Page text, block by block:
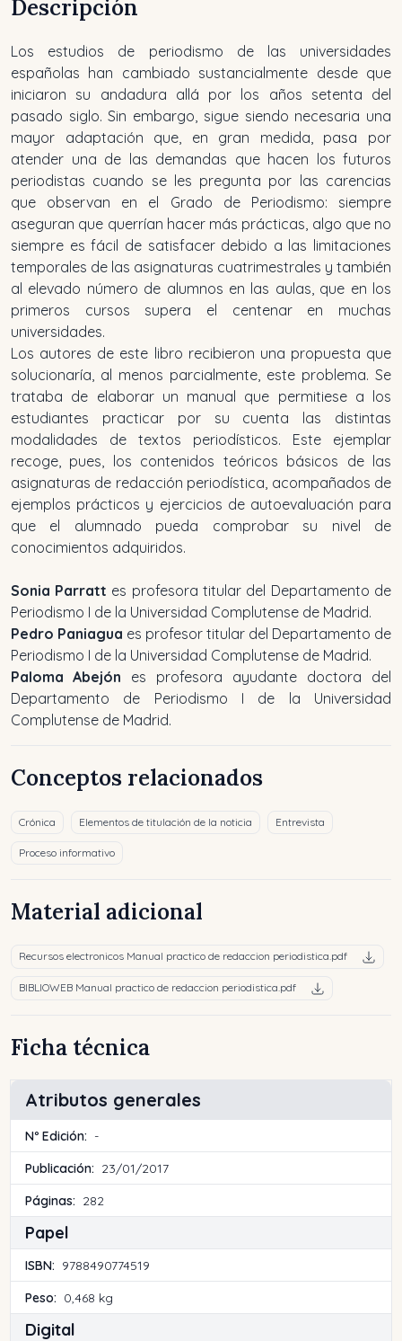
Descripción
Los estudios de periodismo de las universidades
españolas han cambiado sustancialmente desde que
iniciaron su andadura allá por los años setenta del
pasado siglo. Sin embargo, sigue siendo necesaria una
mayor adaptación que, en gran medida, pasa por
atender una de las demandas que hacen los futuros
periodistas cuando se les pregunta por las carencias
que observan en el Grado de Periodismo: siempre
aseguran que querrían hacer más prácticas, algo que no
siempre es fácil de satisfacer debido a las limitaciones
temporales de las asignaturas cuatrimestrales y también
al elevado número de alumnos en las aulas, que en los
primeros cursos supera el centenar en muchas
universidades.
Los autores de este libro recibieron una propuesta que
solucionaría, al menos parcialmente, este problema. Se
trataba de elaborar un manual que permitiese a los
estudiantes practicar por su cuenta las distintas
modalidades de textos periodísticos. Este ejemplar
recoge, pues, los contenidos teóricos básicos de las
asignaturas de redacción periodística, acompañados de
ejemplos prácticos y ejercicios de autoevaluación para
que el alumnado pueda comprobar su nivel de
conocimientos adquiridos.
Sonia Parratt es profesora titular del Departamento de
Periodismo I de la Universidad Complutense de Madrid.
Pedro Paniagua es profesor titular del Departamento de
Periodismo I de la Universidad Complutense de Madrid.
Paloma Abejón es profesora ayudante doctora del
Departamento de Periodismo I de la Universidad
Complutense de Madrid.
Conceptos relacionados
Crónica Elementos de titulación de la noticia Entrevista
Proceso informativo
Material adicional
Recursos electronicos Manual practico de redaccion periodistica.pdf
BIBLIOWEB Manual practico de redaccion periodistica.pdf
Ficha técnica
Atributos generales
Nº Edición: -
Publicación: 23/01/2017
Páginas: 282
Papel
ISBN: 9788490774519
Peso: 0,468 kg
Digital